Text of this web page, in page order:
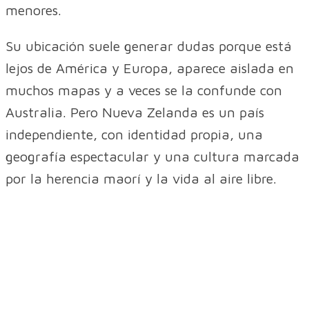
menores.
Su ubicación suele generar dudas porque está
lejos de América y Europa, aparece aislada en
muchos mapas y a veces se la confunde con
Australia. Pero Nueva Zelanda es un país
independiente, con identidad propia, una
geografía espectacular y una cultura marcada
por la herencia maorí y la vida al aire libre.